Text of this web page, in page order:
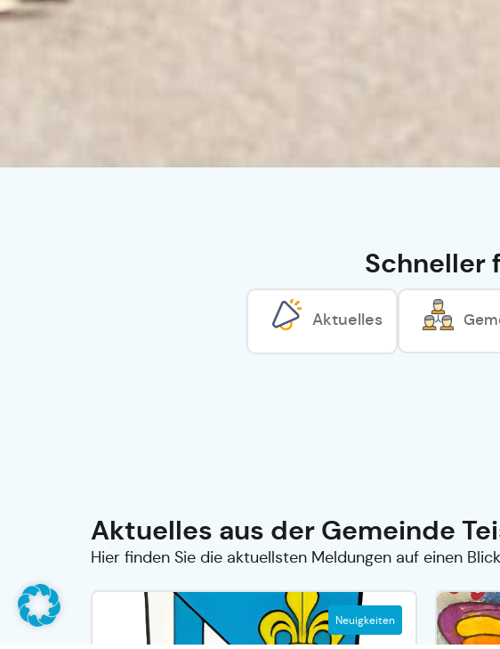
Schneller
Aktuelles
Aktuelles aus der Gemeinde
Hier finden Sie die aktuellsten Meldungen auf einen Blick
Neuigkeiten